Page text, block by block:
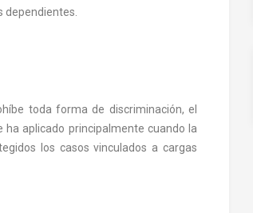
toda forma de discriminación, el
ha aplicado principalmente cuando la
los casos vinculados a cargas